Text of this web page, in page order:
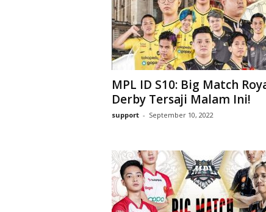
MPL ID S10: Big Match
Derby Tersaji Malam Ini!
support - September 10, 2022